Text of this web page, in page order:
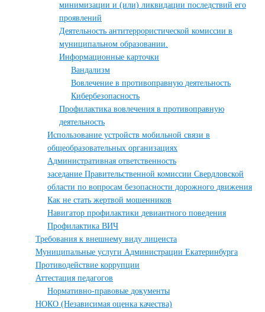
минимизации и (или) ликвидации последствий его
проявлений
Деятельность антитеррористической комиссии в
муниципальном образовании.
Информационные карточки
Вандализм
Вовлечение в противоправную деятельность
Кибербезопасность
Профилактика вовлечения в противоправную
деятельность
Использование устройств мобильной связи в
общеобразовательных организациях
Административная ответственность
заседание Правительственной комиссии Свердловской
области по вопросам безопасности дорожного движения
Как не стать жертвой мошенников
Навигатор профилактики девиантного поведения
Профилактика ВИЧ
Требования к внешнему виду лицеиста
Муниципальные услуги Администрации Екатеринбурга
Противодействие коррупции
Аттестация педагогов
Нормативно-правовые документы
НОКО (Независимая оценка качества)